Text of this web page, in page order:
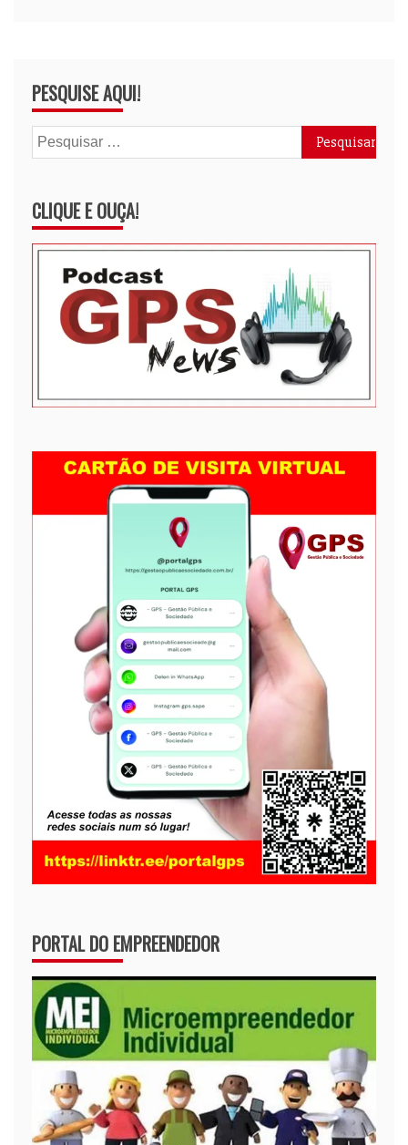
PESQUISE AQUI!
Pesquisar
por:
CLIQUE E OUÇA!
PORTAL DO EMPREENDEDOR